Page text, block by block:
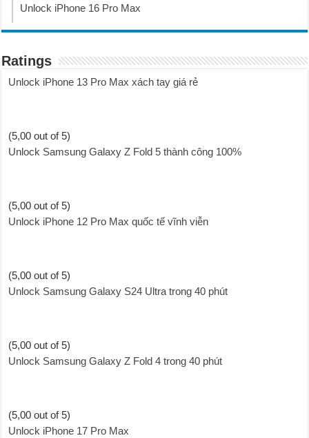
Unlock iPhone 16 Pro Max
Ratings
Unlock iPhone 13 Pro Max xách tay giá rẻ
(5,00 out of 5)
Unlock Samsung Galaxy Z Fold 5 thành công 100%
(5,00 out of 5)
Unlock iPhone 12 Pro Max quốc tế vĩnh viễn
(5,00 out of 5)
Unlock Samsung Galaxy S24 Ultra trong 40 phút
(5,00 out of 5)
Unlock Samsung Galaxy Z Fold 4 trong 40 phút
(5,00 out of 5)
Unlock iPhone 17 Pro Max